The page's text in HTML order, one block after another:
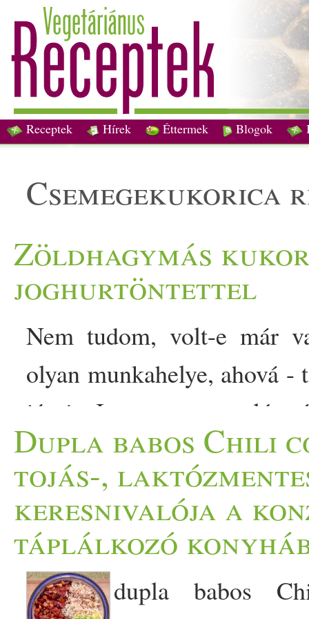
Receptek Hírek Éttermek Blogok
csemegekukorica
Zöldhagymás
joghurtöntettel
Nem tudom, volt-e már
olyan munkahelye, ahová -
járni. Igen, ez egy
Amnesty International
tanácstalan anyakoca-
hasonló embertelenség
kevesebb ideje jut a
önéletrajzi könyvön
Dupla babos Chili
tojás-,
keresnivalója a
táplálkozó
dupla babos